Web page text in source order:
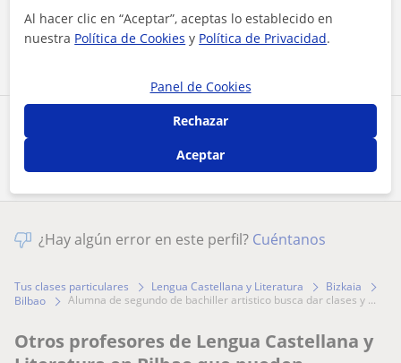
Comparte a este profesor
Contactar ahora
¿Hay algún error en este perfil? Cuéntanos
Tus clases particulares Lengua Castellana y Literatura
Bizkaia
Bilbao
alumna de segundo de bachiller artistico busca dar clases y ...
Otros profesores de Lengua Castellana y
Al hacer clic en “Aceptar”, aceptas lo establecido en
nuestra Política de Cookies y Política de Privacidad.
Panel de Cookies
Rechazar
Aceptar